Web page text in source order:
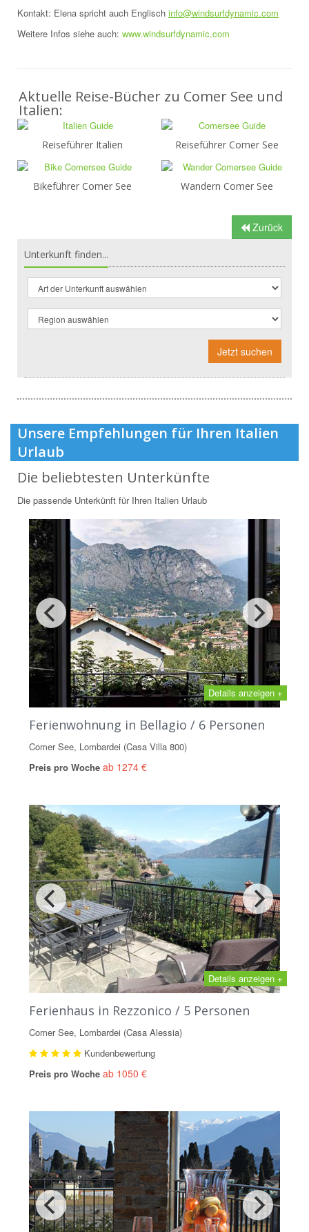
Kontakt: Elena spricht auch Englisch info@windsurfdynamic.com
Weitere Infos siehe auch: www.windsurfdynamic.com
Aktuelle Reise-Bücher zu Comer See und
Italien:
Reiseführer Italien Reiseführer Comer See
Bikeführer Comer See Wandern Comer See
Zurück
Unterkunft finden...
Jetzt suchen
Unsere Empfehlungen für Ihren Italien
Urlaub
Die beliebtesten Unterkünfte
Die passende Unterkünft für Ihren Italien Urlaub
Details anzeigen +
Ferienwohnung in Bellagio / 6 Personen
Comer See, Lombardei (Casa Villa 800)
Preis pro Woche ab 1274 €
Details anzeigen +
Ferienhaus in Rezzonico / 5 Personen
Comer See, Lombardei (Casa Alessia)
Kundenbewertung
Preis pro Woche ab 1050 €